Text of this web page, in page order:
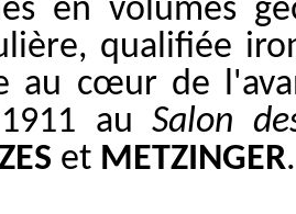
en volumes
qualifiée
au cœur de
auSalon
et METZINGER.